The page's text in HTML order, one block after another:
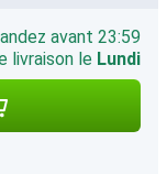
avant 23:59
livraison le Lundi